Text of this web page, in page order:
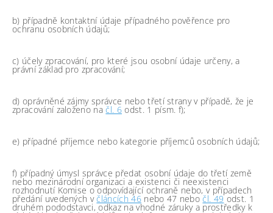
b) případně kontaktní údaje případného pověřence pro
ochranu osobních údajů;
c) účely zpracování, pro které jsou osobní údaje určeny, a
právní základ pro zpracování;
d) oprávněné zájmy správce nebo třetí strany v případě, že je
zpracování založeno načl. 6odst. 1 písm. f);
e) případné příjemce nebo kategorie příjemců osobních údajů;
f) případný úmysl správce předat osobní údaje do třetí země
nebo mezinárodní organizaci a existenci či neexistenci
rozhodnutí Komise o odpovídající ochraně nebo, v případech
předání uvedených včláncích 46nebo 47 nebočl. 49odst. 1
druhém pododstavci, odkaz na vhodné záruky a prostředky k